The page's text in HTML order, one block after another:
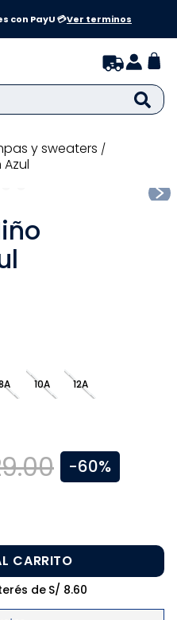
con PayU 💳Ver terminos
y sweaters
10A 12A
.00 -60%
CARRITO
de S/ 8.60